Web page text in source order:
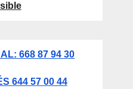
668 87 94 30
644 57 00 44